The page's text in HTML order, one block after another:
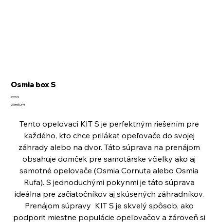
Osmia box S
Cena
59,90 €
včetně DPH
Tento opelovací KIT S je perfektným riešením pre
každého, kto chce prilákať opeľovače do svojej
záhrady alebo na dvor. Táto súprava na prenájom
obsahuje domček pre samotárske včielky ako aj
samotné opelovače (Osmia Cornuta alebo Osmia
Rufa). S jednoduchými pokynmi je táto súprava
ideálna pre začiatočníkov aj skúsených záhradníkov.
Prenájom súpravy KIT S je skvelý spôsob, ako
podporiť miestne populácie opeľovačov a zároveň si